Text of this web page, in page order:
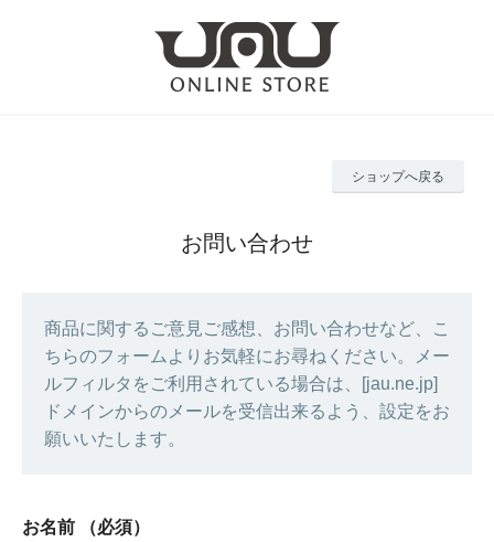
ショップへ戻る
お問い合わせ
商品に関するご意見ご感想、お問い合わせなど、こ
ちらのフォームよりお気軽にお尋ねください。メー
ルフィルタをご利用されている場合は、[jau.ne.jp]
ドメインからのメールを受信出来るよう、設定をお
願いいたします。
お名前 （必須）